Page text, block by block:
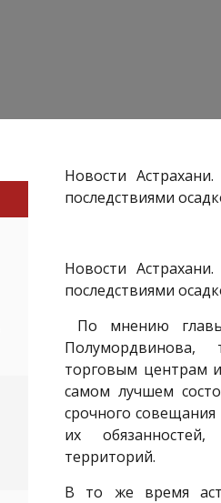
Новости
последствиями
Новости
последствиями
По мнению главы
торговым центрам
самом лучшем
срочного
их
территорий.
В то же время